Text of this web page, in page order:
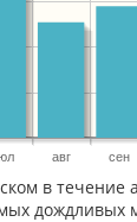
авг сен
в течение
дождливых